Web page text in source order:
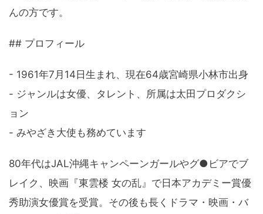
んの方です。
## プロフィール
- 1961年7月14日生まれ、現在64歳宮崎県小林市出身
- ジャンルは女優、タレント、所属は太田プロダクシ
ョン
- みやざき大使も務めています
80年代はJAL沖縄キャンペーンガールやグ●ビアでブ
レイク、映画『東雲楼 女の乱』で日本アカデミー賞優
秀助演女優賞を受賞。その後も長くドラマ・映画・バ